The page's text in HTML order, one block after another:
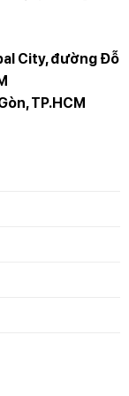
City, đường Đỗ
TP.HCM